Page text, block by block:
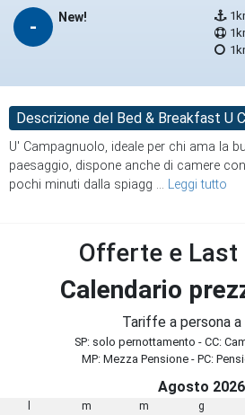
- New!
Descrizione del Bed & Breakfast U
U' Campagnuolo, ideale per chi ama la
paesaggio, dispone anche di camere
pochi minuti dalla spiagg ... Leggi tutto
Offerte e Last
Calendario
Tariffe a persona
SP: solo pernottamento - CC:
MP: Mezza Pensione - PC:
Agosto 2026
m m g